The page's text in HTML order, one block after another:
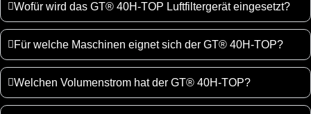
Wofür wird das GT® 40H-TOP Luftfiltergerät eingesetzt?
Für welche Maschinen eignet sich der GT® 40H-TOP?
Welchen Volumenstrom hat der GT® 40H-TOP?